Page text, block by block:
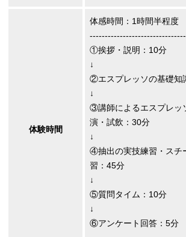
体験時間
体感時間：1時間半程度
①挨拶・説明：10分
↓
②エスプレッソの基礎知
↓
③講師によるエスプレッ
演・試飲：30分
↓
④抽出の実技練習・スチ
習：45分
↓
⑤質問タイム：10分
↓
⑥アンケート回答：5分